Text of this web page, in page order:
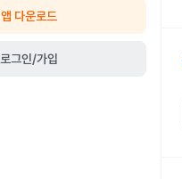
앱 다운로드
로그인/가입